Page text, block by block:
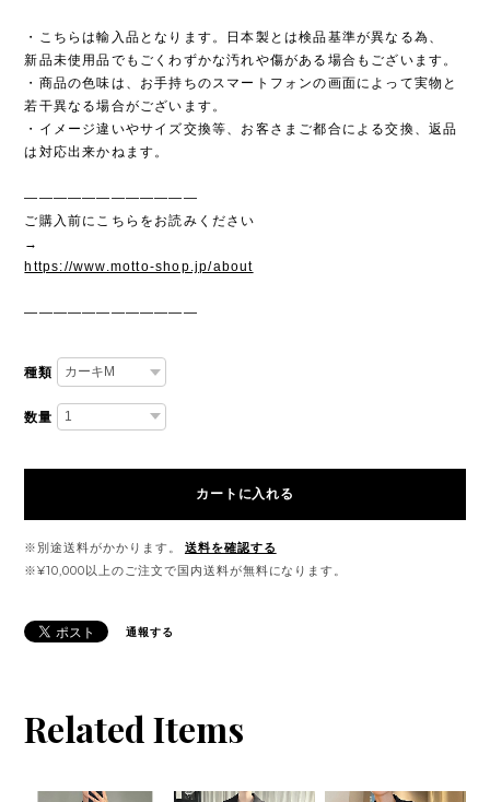
・こちらは輸入品となります。日本製とは検品基準が異なる為、
新品未使用品でもごくわずかな汚れや傷がある場合もございます。
・商品の色味は、お手持ちのスマートフォンの画面によって実物と
若干異なる場合がございます。
・イメージ違いやサイズ交換等、お客さまご都合による交換、返品
は対応出来かねます。
————————————
ご購入前にこちらをお読みください
→
https://www.motto-shop.jp/about
————————————
種類
数量
カートに入れる
※別途送料がかかります。
送料を確認する
※¥10,000以上のご注文で国内送料が無料になります。
通報する
Related Items